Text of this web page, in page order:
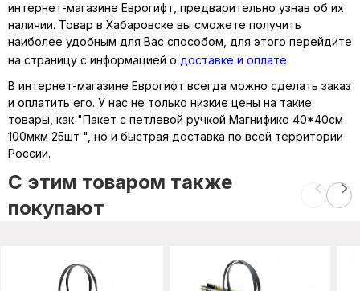
интернет-магазине Еврогифт, предварительно узнав об их
наличии. Товар в Хабаровске вы сможете получить
наиболее удобным для Вас способом, для этого перейдите
на страницу с информацией о доставке и оплате.
В интернет-магазине Еврогифт всегда можно сделать заказ
и оплатить его. У нас не только низкие цены на такие
товары, как "Пакет с петлевой ручкой Магнифико 40*40см
100мкм 25шт ", но и быстрая доставка по всей территории
России.
C этим товаром также
покупают